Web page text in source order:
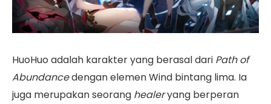
HuoHuo adalah karakter yang berasal dari Path of
Abundancedengan elemen Wind bintang lima. Ia
juga merupakan seorang healeryang berperan